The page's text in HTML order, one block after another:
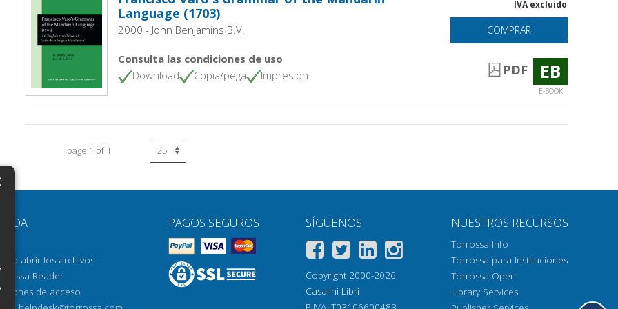
Language (1703)
2000 - John Benjamins B.V.
Consulta las condiciones de uso
Download
Copia/pega Impresión
IVA excluido
COMPRAR
PDF EB
E-BOOK
page 1 of 1
AYUDA
abrir los archivos
Reader
de acceso
PAGOS SEGUROS SÍGUENOS
Copyright 2000-2026
Casalini Libri
NUESTROS RECURSOS
Torrossa Info
Torrossa para Instituciones
Torrossa Open
Library Services